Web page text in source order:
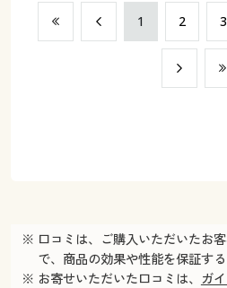
​1 ​2 ​3
※ 口コミは、ご購入いただいたお
で、商品の効果や性能を保証す
※ お寄せいただいた口コミは、 ガ